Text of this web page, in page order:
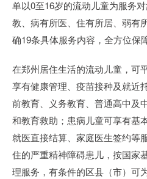
单以0至16岁的流动儿童为服务
教、病有所医、住有所居、弱有
确19条具体服务内容，全方位保
在郑州居住生活的流动儿童，可
享有健康管理、疫苗接种及就近
前教育、义务教育、普通高中及
和教育救助；患病儿童可享有基
就医直接结算、家庭医生签约等
住的严重精神障碍患儿，按国家
理服务，有条件的区县（市）可